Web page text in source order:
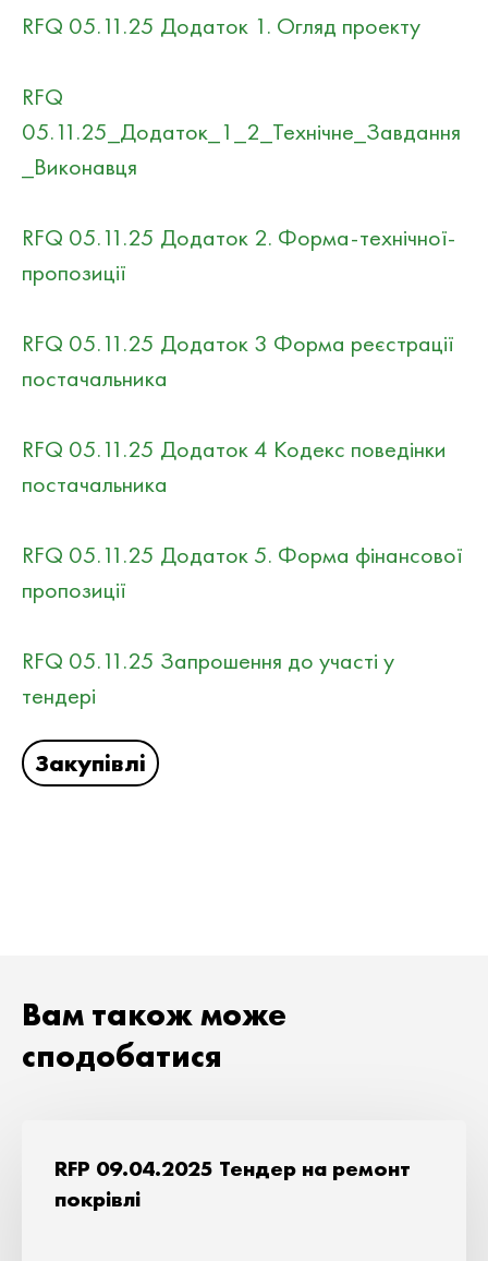
RFQ 05.11.25 Додаток 1. Огляд проекту
RFQ
05.11.25_Додаток_1_2_Технічне_Завдання
_Виконавця
RFQ 05.11.25 Додаток 2. Форма-технічної-
пропозиції
RFQ 05.11.25 Додаток 3 Форма реєстрації
постачальника
RFQ 05.11.25 Додаток 4 Кодекс поведінки
постачальника
RFQ 05.11.25 Додаток 5. Форма фінансової
пропозиції
RFQ 05.11.25 Запрошення до участі у
тендері
Закупівлі
Вам також може
сподобатися
RFP 09.04.2025 Тендер на ремонт
покрівлі